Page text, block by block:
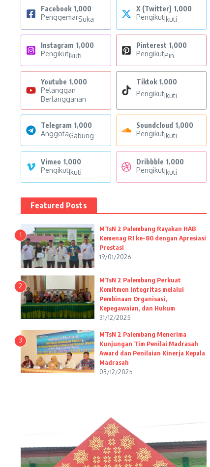
Facebook 1,000
PenggemarSuka
X (Twitter) 1,000
PengikutIkuti
Instagram 1,000
PengikutIkuti
Pinterest 1,000
PengikutPin
Youtube 1,000
Pelanggan
Berlangganan
Tiktok 1,000
PengikutIkuti
Telegram 1,000
AnggotaGabung
Soundcloud 1,000
PengikutIkuti
Vimeo 1,000
PengikutIkuti
Dribbble 1,000
PengikutIkuti
Featured Posts
1
MTsN 2 Palembang Rayakan HAB
Kemenag RI ke-80 dengan Apresiasi
Prestasi
19/01/2026
2
MTsN 2 Palembang Perkuat
Komitmen Integritas melalui
Pembinaan Organisasi,
Kepegawaian, dan Hukum
31/12/2025
3
MTsN 2 Palembang Menerima
Kunjungan Tim Penilai Madrasah
Award dan Penilaian Kinerja Kepala
Madrasah
03/12/2025